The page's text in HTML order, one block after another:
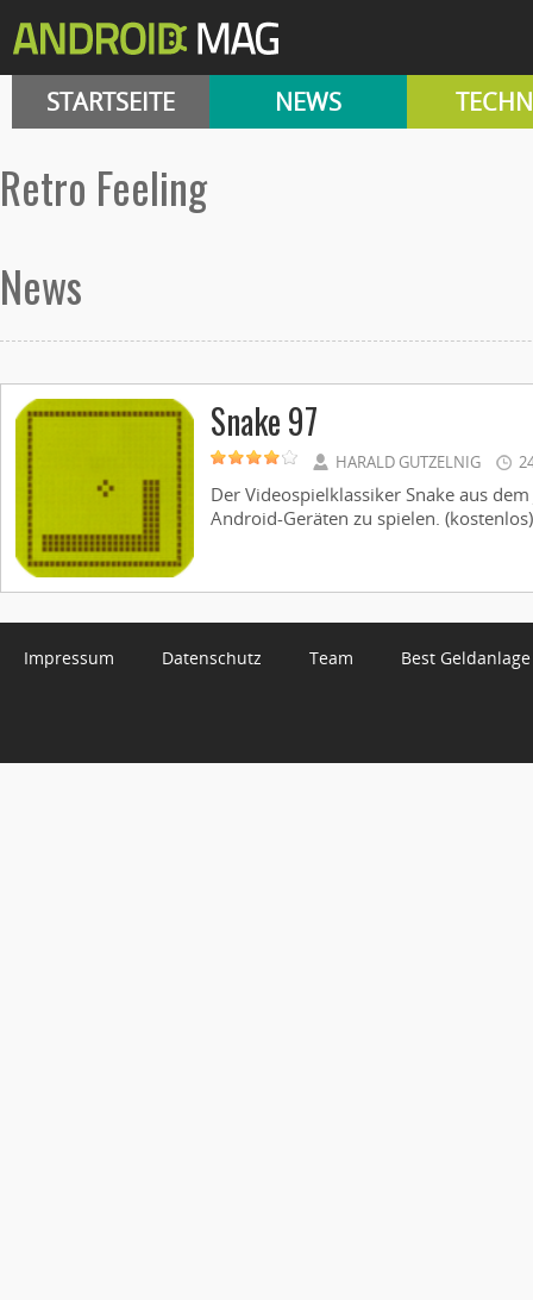
STARTSEITE NEWS
Retro Feeling
News
Snake 97
HARALD GUTZELNIG
Der Videospielklassiker Snake aus
Android-Geräten zu spielen.
Impressum Datenschutz Team Best Geldanlage